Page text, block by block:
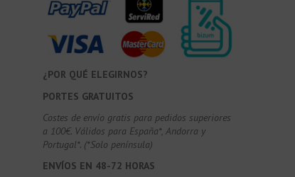
¿POR QUÉ ELEGIRNOS?
PORTES GRATUITOS
Costes de envío gratis para pedidos superiores
a 100€. Válidos para España*, Andorra y
Portugal*. (*Solo península)
ENVÍOS EN 48-72 HORAS